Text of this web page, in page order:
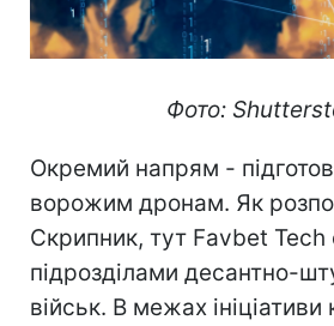
Фото:
Окремий напрям -
ворожим дронам. Як
Скрипник, тут Favbet Tech
підрозділами десантно-
військ. В межах ініціативи